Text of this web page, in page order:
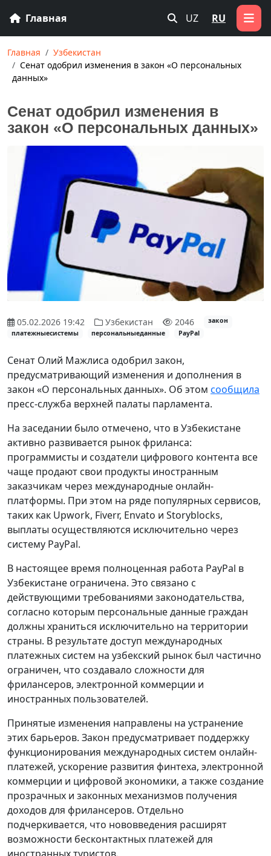
Главная UZ RU
Главная
Узбекистан
Сенат одобрил изменения в закон «О персональных
данных»
Сенат одобрил изменения в
закон «О персональных данных»
05.02.2026 19:42 Узбекистан 2046
закон
платежныесистемы
персональныеданные PayPal
Сенат Олий Мажлиса одобрил закон,
предусматривающий изменения и дополнения в
закон «О персональных данных». Об этом сообщила
пресс-служба верхней палаты парламента.
На заседании было отмечено, что в Узбекистане
активно развивается рынок фриланса:
программисты и создатели цифрового контента все
чаще продают свои продукты иностранным
заказчикам через международные онлайн-
платформы. При этом на ряде популярных сервисов,
таких как Upwork, Fiverr, Envato и Storyblocks,
выплаты осуществляются исключительно через
систему PayPal.
В настоящее время полноценная работа PayPal в
Узбекистане ограничена. Это связано с
действующими требованиями законодательства,
согласно которым персональные данные граждан
должны храниться исключительно на территории
страны. В результате доступ международных
платежных систем на узбекский рынок был частично
ограничен, что создавало сложности для
фрилансеров, электронной коммерции и
иностранных пользователей.
Принятые изменения направлены на устранение
этих барьеров. Закон предусматривает поддержку
функционирования международных систем онлайн-
платежей, ускорение развития финтеха, электронной
коммерции и цифровой экономики, а также создание
прозрачных и законных механизмов получения
доходов для фрилансеров. Отдельно
подчеркивается, что нововведения расширят
возможности бесконтактных платежей для